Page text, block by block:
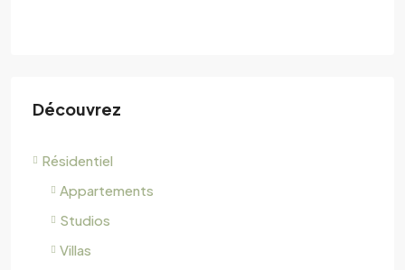
Découvrez
Résidentiel
Appartements
Studios
Villas